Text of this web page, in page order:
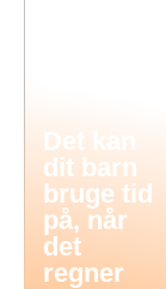
Det kan
dit barn
bruge tid
på, når
det
regner